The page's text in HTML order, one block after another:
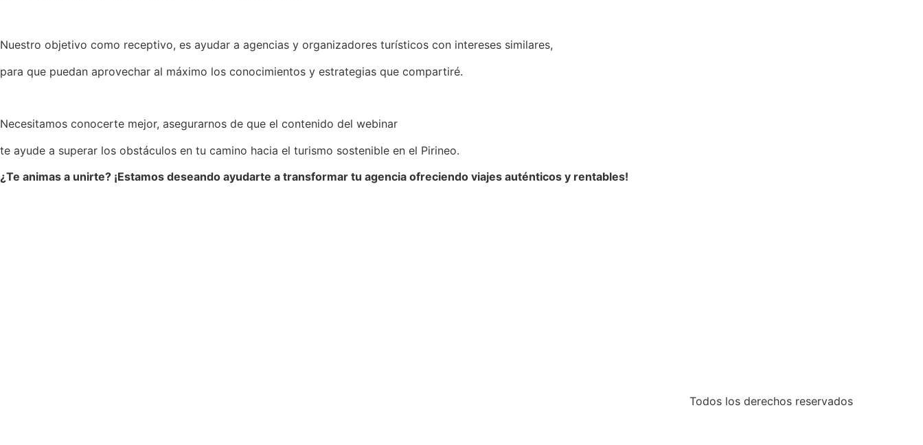
Nuestro objetivo como receptivo, es ayudar a agencias y organizadores turísticos con intereses similares,
para que puedan aprovechar al máximo los conocimientos y estrategias que compartiré.
Necesitamos conocerte mejor, asegurarnos de que el contenido del webinar
te ayude a superar los obstáculos en tu camino hacia el turismo sostenible en el Pirineo.
¿Te animas a unirte? ¡Estamos deseando ayudarte a transformar tu agencia ofreciendo viajes auténticos y rentables!
Todos los derechos reservados